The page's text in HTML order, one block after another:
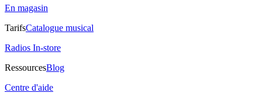
En magasin
TarifsCatalogue musical
Radios In-store
RessourcesBlog
Centre d'aide